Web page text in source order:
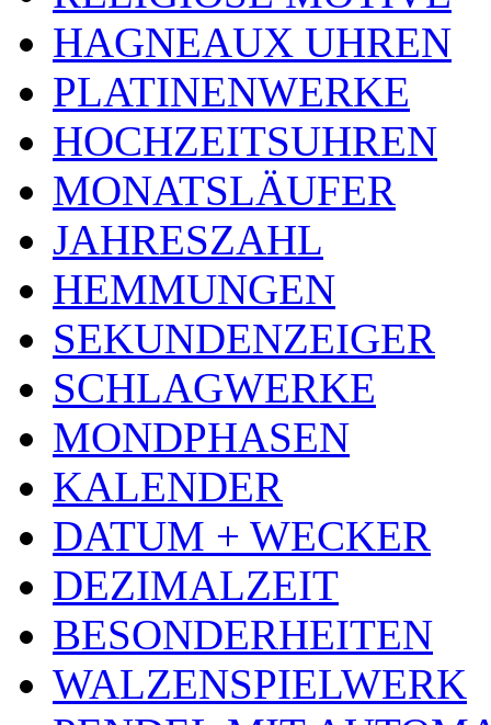
HAGNEAUX UHREN
PLATINENWERKE
HOCHZEITSUHREN
MONATSLÄUFER
JAHRESZAHL
HEMMUNGEN
SEKUNDENZEIGER
SCHLAGWERKE
MONDPHASEN
KALENDER
DATUM + WECKER
DEZIMALZEIT
BESONDERHEITEN
WALZENSPIELWERK